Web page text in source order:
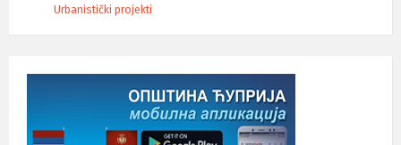
Urbanistički projekti